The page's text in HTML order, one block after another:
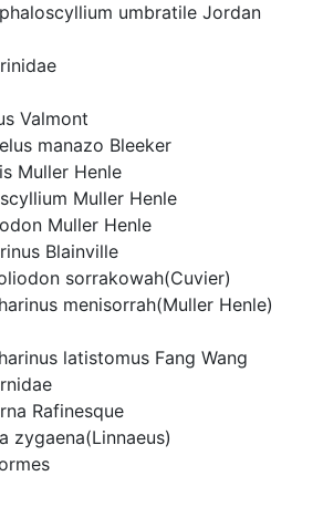
umbratile Jordan
Valmont
manazo Bleeker
Muller Henle
Muller Henle
Muller Henle
Blainville
sorrakowah(Cuvier)
menisorrah(Muller Henle)
latistomus Fang Wang
Rafinesque
zygaena(Linnaeus)